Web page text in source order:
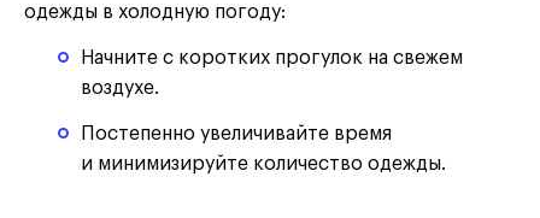
одежды в холодную погоду:
Начните с коротких прогулок на свежем
воздухе.
Постепенно увеличивайте время
и минимизируйте количество одежды.